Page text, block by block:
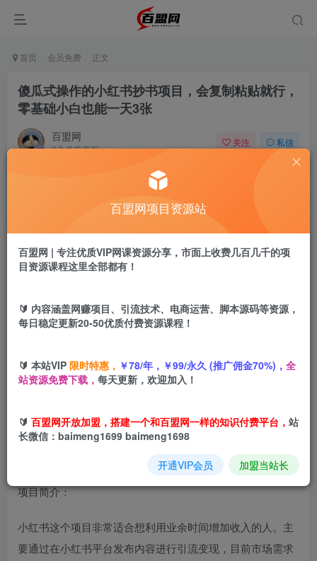
首页 会员免费 正文
傻瓜式操作的小红书抄书项目，会复制粘贴就行，
零基础小白也能一天3张
百盟网
9个月前更新
关注 私信
盟币9.9
立即购买
傻瓜式操作的小红书抄书项目，会复制粘贴就行，零基础小
项目简介：
小红书这个项目非常适合想利用业余时间增加收入的人。主
要通过在小红书平台发布内容进行引流变现，目前市场需求
百盟网项目资源站
百盟网 | 专注优质VIP网课资源分享，市面上收费几百几千的项
目资源课程这里全部都有！
🔰 内容涵盖网赚项目、引流技术、电商运营、脚本源码等资源，
每日稳定更新20-50优质付费资源课程！
🔰 本站VIP 限时特惠， ￥78/年，￥99/永久 (推广佣金70%)， 全
站资源免费下载， 每天更新，欢迎加入！
🔰 百盟网开放加盟，搭建一个和百盟网一样的知识付费平台， 站
长微信：baimeng1699 baimeng1698
开通VIP会员 加盟当站长